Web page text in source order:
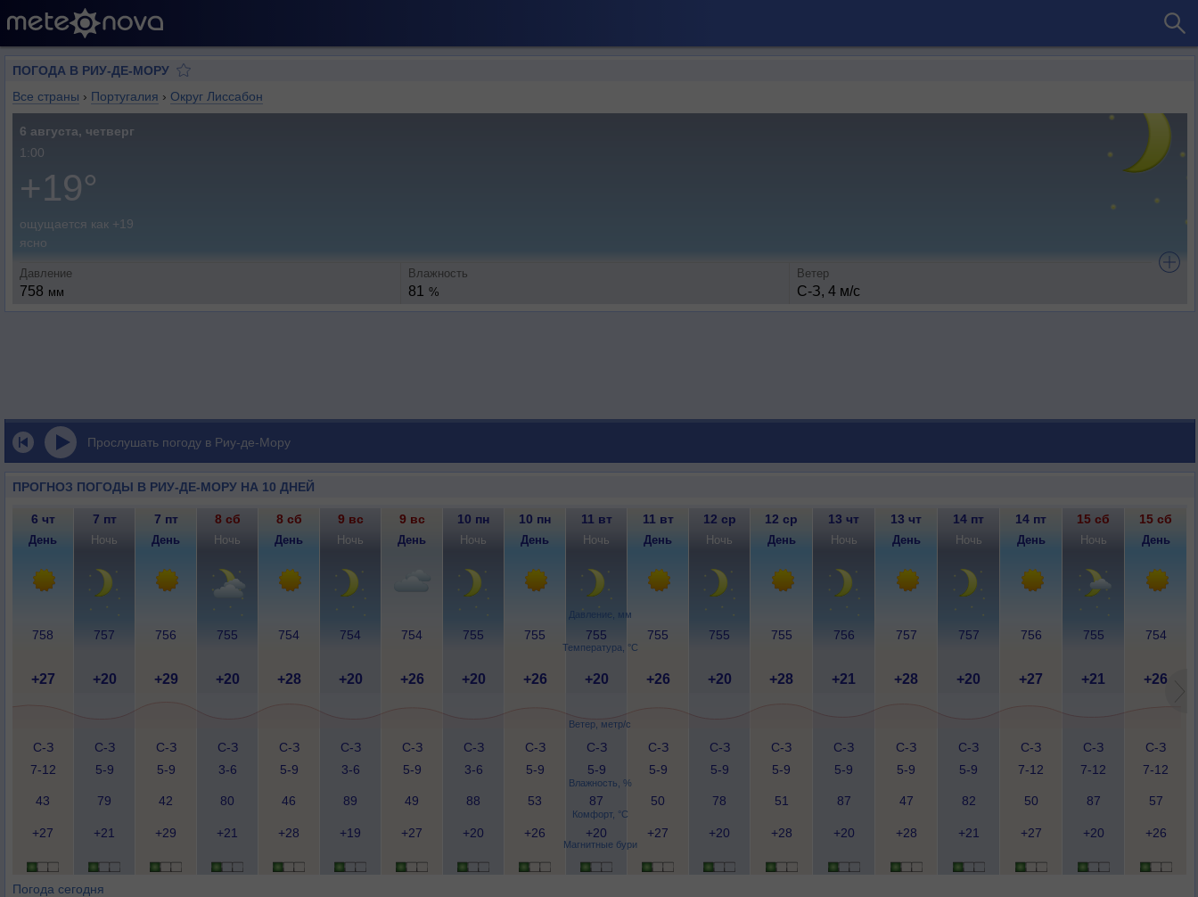
ПОГОДА В РИУ-ДЕ-МОРУ
Все страны › Португалия › Округ Лиссабон
6 августа, четверг
1:00
+19°
ощущается как +19
ясно
Давление
758 мм
Влажность
81 %
Ветер
С-З, 4 м/с
Прослушать погоду в Риу-де-Мору
ПРОГНОЗ ПОГОДЫ В РИУ-ДЕ-МОРУ НА 10 ДНЕЙ
Давление, мм
Температура, °C
Ветер, метр/с
Влажность, %
Комфорт, °C
Магнитные бури
6 чт 7 пт 7 пт 8 сб 8 сб 9 вс 9 вс 10 пн 10 пн 11 вт 11 вт 12 ср 12 ср 13 чт 13 чт 14 пт 14 пт 15 сб 15 сб
День Ночь День Ночь День Ночь День Ночь День Ночь День Ночь День Ночь День Ночь День Ночь День
758 757 756 755 754 754 754 755 755 755 755 755 755 756 757 757 756 755 754
+27 +20 +29 +20 +28 +20 +26 +20 +26 +20 +26 +20 +28 +21 +28 +20 +27 +21 +26
С-З
7-12
С-З
5-9
С-З
5-9
С-З
3-6
С-З
5-9
С-З
3-6
С-З
5-9
С-З
3-6
С-З
5-9
С-З
5-9
С-З
5-9
С-З
5-9
С-З
5-9
С-З
5-9
С-З
5-9
С-З
5-9
С-З
7-12
С-З
7-12
С-З
7-12
43 79 42 80 46 89 49 88 53 87 50 78 51 87 47 82 50 87 57
+27 +21 +29 +21 +28 +19 +27 +20 +26 +20 +27 +20 +28 +20 +28 +21 +27 +20 +26
Погода сегодня